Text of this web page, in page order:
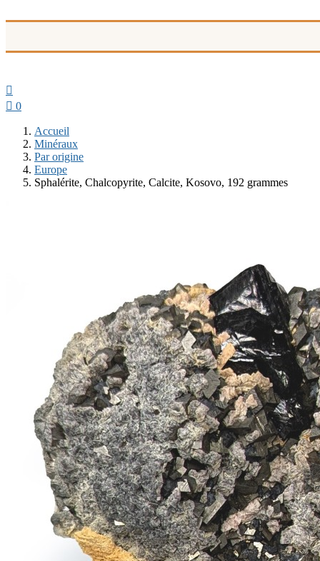

 0
Accueil
Minéraux
Par origine
Europe
Sphalérite, Chalcopyrite, Calcite, Kosovo, 192 grammes